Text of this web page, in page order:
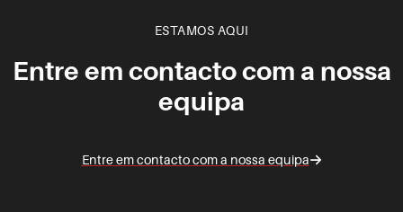
ESTAMOS AQUI
Entre em contacto com a nossa
equipa
Entre em contacto com a nossa equipa